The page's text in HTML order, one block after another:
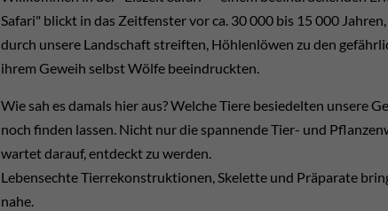
Safari" blickt in das Zeitfenster vor ca. 30 000 bis 15 000
durch unsere Landschaft streiften, Höhlenlöwen zu den
ihrem Geweih selbst Wölfe beeindruckten.
Wie sah es damals hier aus? Welche Tiere besiedelten unsere
noch finden lassen. Nicht nur die spannende Tier- und
wartet darauf, entdeckt zu werden.
Lebensechte Tierrekonstruktionen, Skelette und Präparate
nahe.